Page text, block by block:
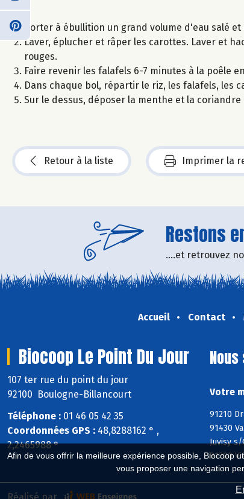
Afin de vous offrir la meilleure expérience possible, Biocoop
vous proposer une navigation
Porter à ébullition un grand volume d'eau salé
Laver, éplucher et râper les carottes. Laver et
rouges.
Faire revenir les falafels 6-7 minutes à la poêle
Dans chaque bol, répartir le riz, les falafels, les
Sur le dessus, déposer la menthe et la
Retour à la liste Imprimer la
Restons
....et retrouvez
Accueil Contact
Biocoop Le Point Du Jour
107 ter rue du point du jour
92100 Boulogne-Billancourt
Téléphone : 01 46 05 42 35
Coordonnées GPS : 48,8288162 ° ,
2,2465988 °
Votre
91210
91430
Juvisy
91700
Réalisé par